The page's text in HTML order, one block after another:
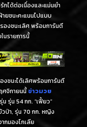
กได้ต่อเนื่องและแม่นยำ
ยชนะคะแนนไปแบบ
องชนะเลิศ พร้อมการันตี
นรายการนี้
งชนะได้เลิศพร้อมการันตี
ศจิกายนนี้ ข่าวมวย
รุ่น 54 กก. “เฟี้ยว”
ป่า, รุ่น 70 กก. หญิง
กมองโกเลีย